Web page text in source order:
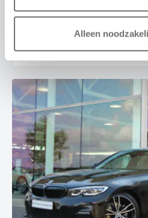
Alleen
€ 1.399 p/m
Bekijk details